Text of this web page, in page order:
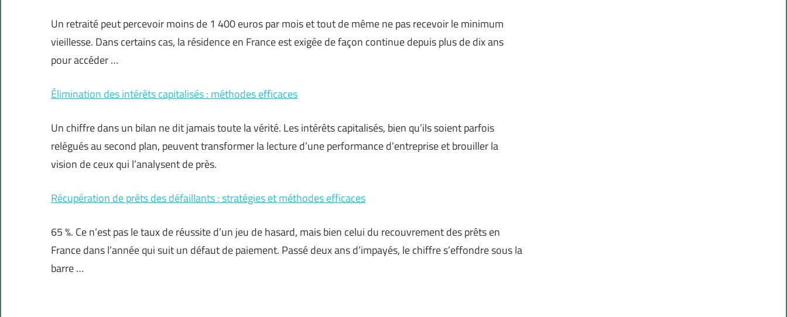
Un retraité peut percevoir moins de 1 400 euros par mois et tout de même ne pas recevoir le minimum
vieillesse. Dans certains cas, la résidence en France est exigée de façon continue depuis plus de dix ans
pour accéder …
Élimination des intérêts capitalisés : méthodes efficaces
Un chiffre dans un bilan ne dit jamais toute la vérité. Les intérêts capitalisés, bien qu’ils soient parfois
relégués au second plan, peuvent transformer la lecture d’une performance d’entreprise et brouiller la
vision de ceux qui l’analysent de près.
Récupération de prêts des défaillants : stratégies et méthodes efficaces
65 %. Ce n’est pas le taux de réussite d’un jeu de hasard, mais bien celui du recouvrement des prêts en
France dans l’année qui suit un défaut de paiement. Passé deux ans d’impayés, le chiffre s’effondre sous la
barre …